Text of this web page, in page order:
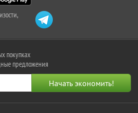
покупках
предложения